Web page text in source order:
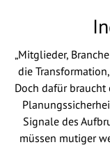
„Mitglieder,
die
Doch dafür
Signale des
müssen mutiger